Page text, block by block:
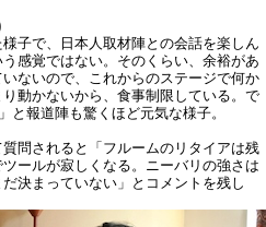
子で、日本人取材陣との会話を楽しん
感覚ではない。そのくらい、余裕があ
ないので、これからのステージで何か
動かないから、食事制限している。で
と報道陣も驚くほど元気な様子。
問されると「フルームのリタイアは残
ールが寂しくなる。ニーバリの強さは
決まっていない」とコメントを残し